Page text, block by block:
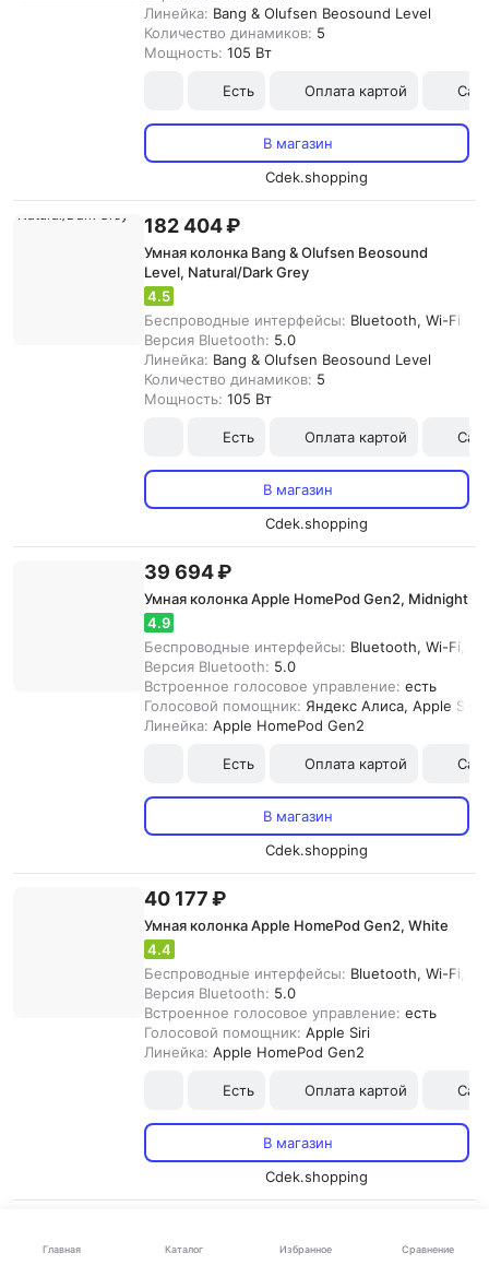
Главная Каталог Избранное Сравнение
Линейка: Bang & Olufsen Beosound Level
Количество динамиков: 5
Мощность: 105 Вт
Есть Оплата картой
В магазин
Cdek.shopping
182 404 ₽
Умная колонка Bang & Olufsen Beosound
Level, Natural/Dark Grey
4.5
Беспроводные интерфейсы: Bluetooth, Wi-Fi
Версия Bluetooth: 5.0
Линейка: Bang & Olufsen Beosound Level
Количество динамиков: 5
Мощность: 105 Вт
Есть Оплата картой
В магазин
Cdek.shopping
39 694 ₽
Умная колонка Apple HomePod Gen2, Midnight
4.9
Беспроводные интерфейсы: Bluetooth, Wi-Fi,
Версия Bluetooth: 5.0
Встроенное голосовое управление: есть
Голосовой помощник: Яндекс Алиса, Apple Siri
Линейка: Apple HomePod Gen2
Есть Оплата картой
В магазин
Cdek.shopping
40 177 ₽
Умная колонка Apple HomePod Gen2, White
4.4
Беспроводные интерфейсы: Bluetooth, Wi-Fi,
Версия Bluetooth: 5.0
Встроенное голосовое управление: есть
Голосовой помощник: Apple Siri
Линейка: Apple HomePod Gen2
Есть Оплата картой
В магазин
Cdek.shopping
Умная колонка Apple HomePod mini, Orange